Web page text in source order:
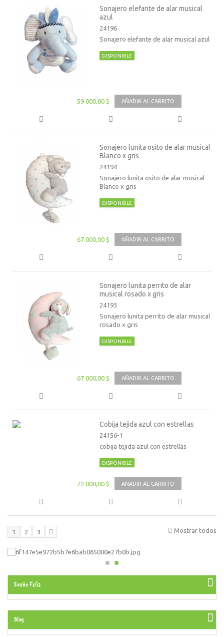
Sonajero elefante de alar musical
azul
24196
Sonajero elefante de alar musical azul
DISPONIBLE
59 000,00 $ AÑADIR AL CARRITO
Sonajero lunita osito de alar musical
Blanco x gris
24194
Sonajero lunita osito de alar musical
Blanco x gris
DISPONIBLE
67 000,00 $ AÑADIR AL CARRITO
Sonajero lunita perrito de alar
musical rosado x gris
24193
Sonajero lunita perrito de alar musical
rosado x gris
DISPONIBLE
67 000,00 $ AÑADIR AL CARRITO
Cobija tejida azul con estrellas
24156-1
cobija tejida azul con estrellas
DISPONIBLE
72 000,00 $ AÑADIR AL CARRITO
Mostrar todos
1 2 3
Sueño Feliz
Blog